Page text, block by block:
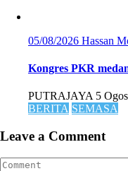
05/08/2026 Hassan
Kongres PKR
PUTRAJAYA 5 Ogos
BERITA SEMASA
Leave a Comment